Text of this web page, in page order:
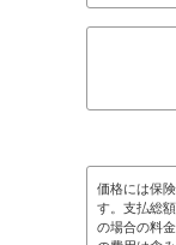
価格には保
す。支払総
の場合の料